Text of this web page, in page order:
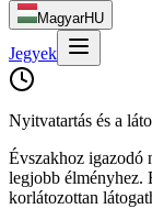
MagyarHU
Jegyek
Nyitvatartás és a
Évszakhoz igazodó
legjobb élményhez.
korlátozottan